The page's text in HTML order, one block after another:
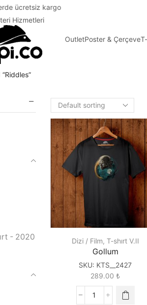
Hizmetleri
OutletPoster & Çerçeve
Dizi / Film, T-shırt V.II
Gollum
SKU: KTS__2427
289.00 ₺
Gollum
- 2020